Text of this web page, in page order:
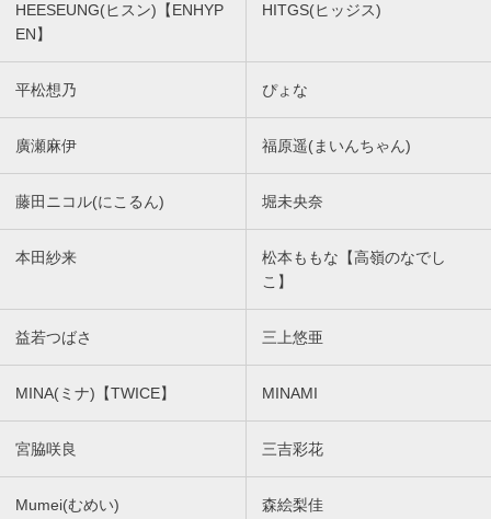
HEESEUNG(ヒスン)【ENHYP
EN】
HITGS(ヒッジス)
平松想乃 ぴょな
廣瀬麻伊 福原遥(まいんちゃん)
藤田ニコル(にこるん) 堀未央奈
本田紗来
松本ももな【高嶺のなでし
こ】
益若つばさ 三上悠亜
MINA(ミナ)【TWICE】 MINAMI
宮脇咲良 三吉彩花
Mumei(むめい) 森絵梨佳